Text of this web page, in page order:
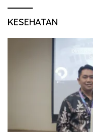
KESEHATAN